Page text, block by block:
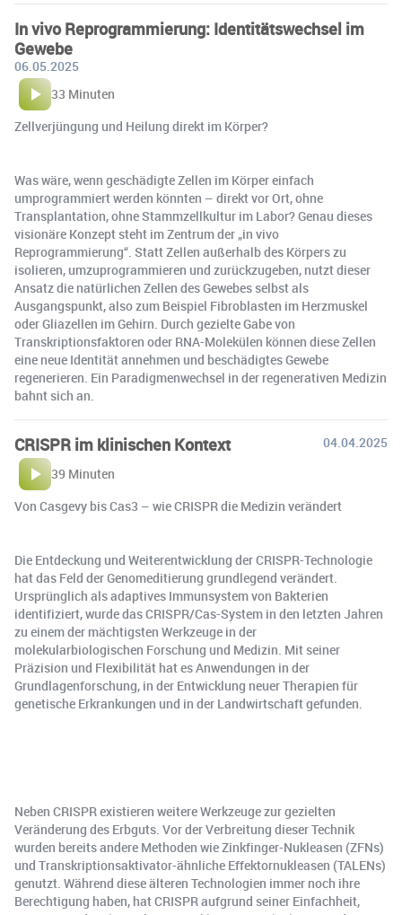
In vivo Reprogrammierung: Identitätswechsel im
Gewebe
06.05.2025
33 Minuten
Zellverjüngung und Heilung direkt im Körper?
Was wäre, wenn geschädigte Zellen im Körper einfach
umprogrammiert werden könnten – direkt vor Ort, ohne
Transplantation, ohne Stammzellkultur im Labor? Genau dieses
visionäre Konzept steht im Zentrum der „in vivo
Reprogrammierung“. Statt Zellen außerhalb des Körpers zu
isolieren, umzuprogrammieren und zurückzugeben, nutzt dieser
Ansatz die natürlichen Zellen des Gewebes selbst als
Ausgangspunkt, also zum Beispiel Fibroblasten im Herzmuskel
oder Gliazellen im Gehirn. Durch gezielte Gabe von
Transkriptionsfaktoren oder RNA-Molekülen können diese Zellen
eine neue Identität annehmen und beschädigtes Gewebe
regenerieren. Ein Paradigmenwechsel in der regenerativen Medizin
bahnt sich an.
CRISPR im klinischen Kontext
04.04.2025
39 Minuten
Von Casgevy bis Cas3 – wie CRISPR die Medizin verändert
Die Entdeckung und Weiterentwicklung der CRISPR-Technologie
hat das Feld der Genomeditierung grundlegend verändert.
Ursprünglich als adaptives Immunsystem von Bakterien
identifiziert, wurde das CRISPR/Cas-System in den letzten Jahren
zu einem der mächtigsten Werkzeuge in der
molekularbiologischen Forschung und Medizin. Mit seiner
Präzision und Flexibilität hat es Anwendungen in der
Grundlagenforschung, in der Entwicklung neuer Therapien für
genetische Erkrankungen und in der Landwirtschaft gefunden.
Neben CRISPR existieren weitere Werkzeuge zur gezielten
Veränderung des Erbguts. Vor der Verbreitung dieser Technik
wurden bereits andere Methoden wie Zinkfinger-Nukleasen (ZFNs)
und Transkriptionsaktivator-ähnliche Effektornukleasen (TALENs)
genutzt. Während diese älteren Technologien immer noch ihre
Berechtigung haben, hat CRISPR aufgrund seiner Einfachheit,